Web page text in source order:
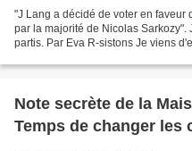
"J Lang a décidé de voter en
par la majorité de Nicolas
partis. Par Eva R-sistons Je viens
Note secrète de la
Temps de changer les